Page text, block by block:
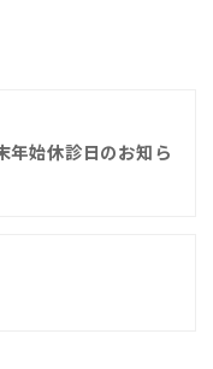
年始休診日のお知ら